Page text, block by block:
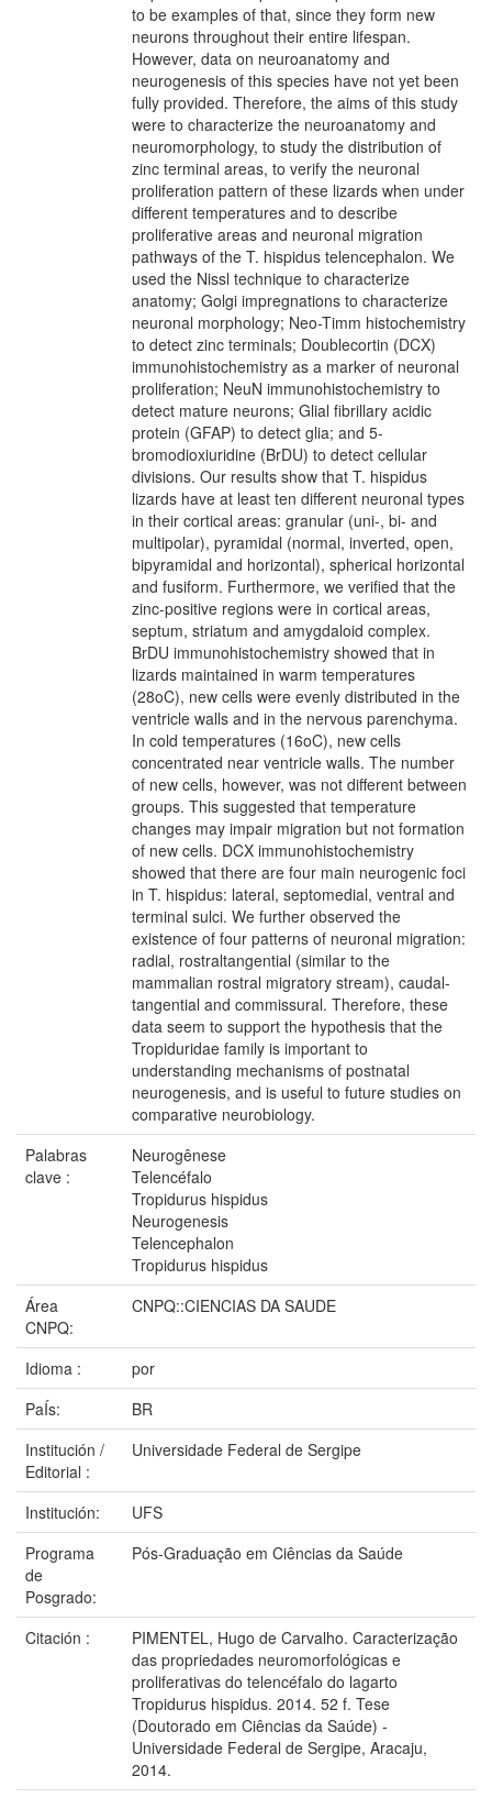
to be examples of that, since they form new
neurons throughout their entire lifespan.
However, data on neuroanatomy and
neurogenesis of this species have not yet been
fully provided. Therefore, the aims of this study
were to characterize the neuroanatomy and
neuromorphology, to study the distribution of
zinc terminal areas, to verify the neuronal
proliferation pattern of these lizards when under
different temperatures and to describe
proliferative areas and neuronal migration
pathways of the T. hispidus telencephalon. We
used the Nissl technique to characterize
anatomy; Golgi impregnations to characterize
neuronal morphology; Neo-Timm histochemistry
to detect zinc terminals; Doublecortin (DCX)
immunohistochemistry as a marker of neuronal
proliferation; NeuN immunohistochemistry to
detect mature neurons; Glial fibrillary acidic
protein (GFAP) to detect glia; and 5-
bromodioxiuridine (BrDU) to detect cellular
divisions. Our results show that T. hispidus
lizards have at least ten different neuronal types
in their cortical areas: granular (uni-, bi- and
multipolar), pyramidal (normal, inverted, open,
bipyramidal and horizontal), spherical horizontal
and fusiform. Furthermore, we verified that the
zinc-positive regions were in cortical areas,
septum, striatum and amygdaloid complex.
BrDU immunohistochemistry showed that in
lizards maintained in warm temperatures
(28oC), new cells were evenly distributed in the
ventricle walls and in the nervous parenchyma.
In cold temperatures (16oC), new cells
concentrated near ventricle walls. The number
of new cells, however, was not different between
groups. This suggested that temperature
changes may impair migration but not formation
of new cells. DCX immunohistochemistry
showed that there are four main neurogenic foci
in T. hispidus: lateral, septomedial, ventral and
terminal sulci. We further observed the
existence of four patterns of neuronal migration:
radial, rostraltangential (similar to the
mammalian rostral migratory stream), caudal-
tangential and commissural. Therefore, these
data seem to support the hypothesis that the
Tropiduridae family is important to
understanding mechanisms of postnatal
neurogenesis, and is useful to future studies on
comparative neurobiology.
Palabras
clave :
Neurogênese
Telencéfalo
Tropidurus hispidus
Neurogenesis
Telencephalon
Tropidurus hispidus
Área
CNPQ:
CNPQ::CIENCIAS DA SAUDE
Idioma :
por
PaÍs:
BR
Institución /
Editorial :
Universidade Federal de Sergipe
Institución:
UFS
Programa
de
Posgrado:
Pós-Graduação em Ciências da Saúde
Citación :
PIMENTEL, Hugo de Carvalho. Caracterização
das propriedades neuromorfológicas e
proliferativas do telencéfalo do lagarto
Tropidurus hispidus. 2014. 52 f. Tese
(Doutorado em Ciências da Saúde) -
Universidade Federal de Sergipe, Aracaju,
2014.